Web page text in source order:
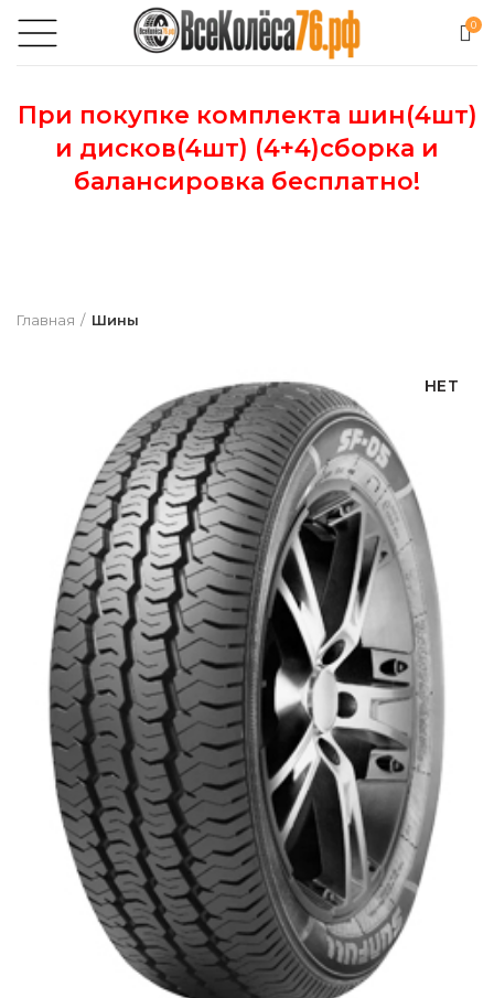
0
При покупке комплекта шин(4шт)
и дисков(4шт) (4+4)сборка и
балансировка бесплатно!
Главная Шины
НЕТ